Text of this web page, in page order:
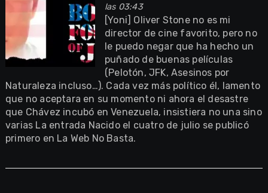
las 03:43
[Yoni] Oliver Stone no es mi
director de cine favorito, pero no
le puedo negar que ha hecho un
puñado de buenas películas
(Pelotón, JFK, Asesinos por
Naturaleza incluso…). Cada vez más político él, lamento
que no aceptara en su momento ni ahora el desastre
que Chávez incubó en Venezuela, insistiera no una sino
varias La entrada Nacido el cuatro de julio se publicó
primero en La Web No Basta.